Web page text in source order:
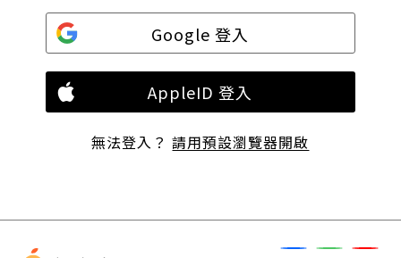
Google 登入
AppleID 登入
無法登入？請用預設瀏覽器開啟